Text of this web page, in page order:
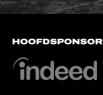
HOOFDSPONSOR